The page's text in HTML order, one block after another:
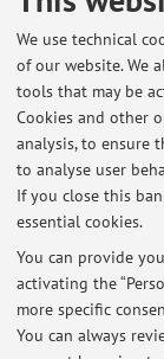
We use technical
of our website. We
tools that may be
Cookies and other
analysis, to ensure
to analyse user
If you close this
essential cookies.
You can provide
activating the
more specific
You can always
chiesa di San
in Bosco -
Bologna,
[https://
in_Bosco#/
Published on:
LEZIONE 7/
La lezione di
di salute del
domani, 8
Cristina.